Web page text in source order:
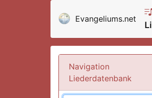
Evangeliums.net
Navigation
Liederdatenbank